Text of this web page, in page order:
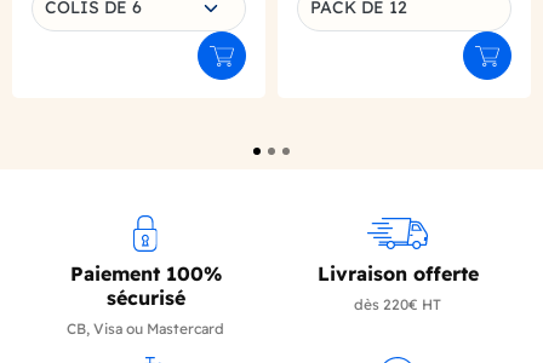
COLIS DE 6
Ajouter au panier
Déclinaison du produit
PACK DE 12
Paiement 100%
sécurisé
CB, Visa ou Mastercard
Livraison offerte
dès 220€ HT